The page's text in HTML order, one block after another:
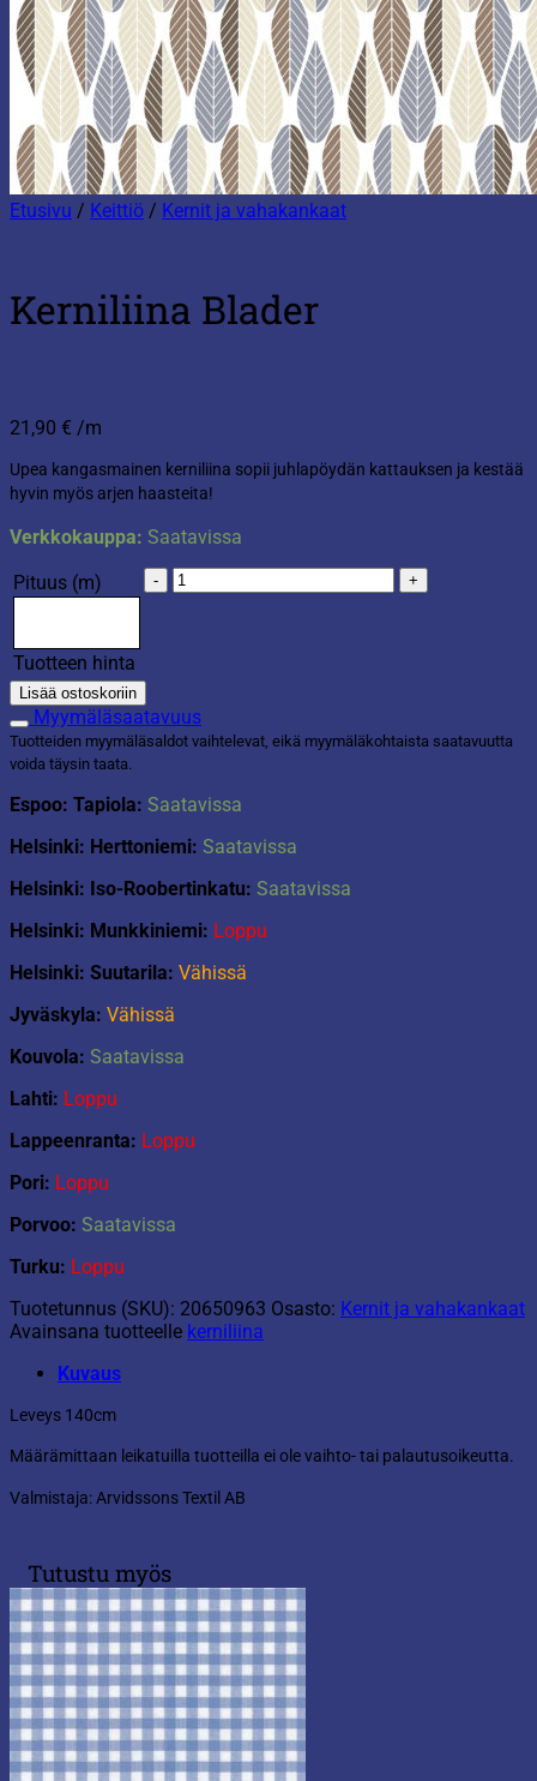
Etusivu / Keittiö / Kernit ja vahakankaat
Kerniliina Blader
21,90 € /m
Upea kangasmainen kerniliina sopii juhlapöydän kattauksen ja kestää
hyvin myös arjen haasteita!
Verkkokauppa: Saatavissa
Pituus (m)
Tuotteen hinta
Kerniliina
Blader
Lisää ostoskoriin
Myymäläsaatavuus
Tuotteiden myymäläsaldot vaihtelevat, eikä myymäläkohtaista saatavuutta
voida täysin taata.
Espoo: Tapiola: Saatavissa
Helsinki: Herttoniemi: Saatavissa
Helsinki: Iso-Roobertinkatu: Saatavissa
Helsinki: Munkkiniemi: Loppu
Helsinki: Suutarila: Vähissä
Jyväskyla: Vähissä
Kouvola: Saatavissa
Lahti: Loppu
Lappeenranta: Loppu
Pori: Loppu
Porvoo: Saatavissa
Turku: Loppu
Tuotetunnus (SKU): 20650963 Osasto: Kernit ja vahakankaat
Avainsana tuotteelle kerniliina
Kuvaus
Leveys 140cm
Määrämittaan leikatuilla tuotteilla ei ole vaihto- tai palautusoikeutta.
Valmistaja: Arvidssons Textil AB
Tutustu myös